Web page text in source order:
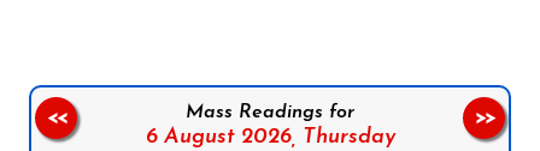
Mass Readings for
6 August 2026, Thursday
<< >>